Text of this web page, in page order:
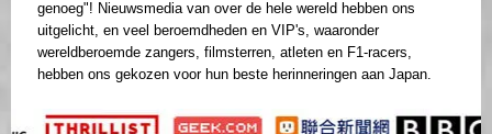
genoeg"! Nieuwsmedia van over de hele wereld hebben ons
uitgelicht, en veel beroemdheden en VIP's, waaronder
wereldberoemde zangers, filmsterren, atleten en F1-racers,
hebben ons gekozen voor hun beste herinneringen aan Japan.